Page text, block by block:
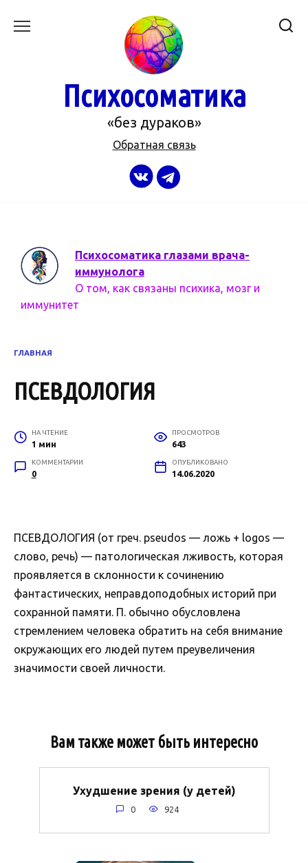
Психосоматика
«без дураков»
Обратная связь
Психосоматика глазами врача-
иммунолога
О том, как связаны психика, мозг и
иммунитет
ГЛАВНАЯ
ПСЕВДОЛОГИЯ
НА ЧТЕНИЕ
1 мин
ПРОСМОТРОВ
643
КОММЕНТАРИИ
0
ОПУБЛИКОВАНО
14.06.2020
ПСЕВДОЛОГИЯ (от греч. pseudos — ложь + logos —
слово, речь) — патологическая лживость, которая
проявляется в склонности к сочинению
фантастических, неправдоподобных историй при
сохранной памяти. П. обычно обусловлена
стремлением человека обратить на себя внимание
окружающих его людей путем преувеличения
значимости своей личности.
Вам также может быть интересно
Ухудшение зрения (у детей)
0 924